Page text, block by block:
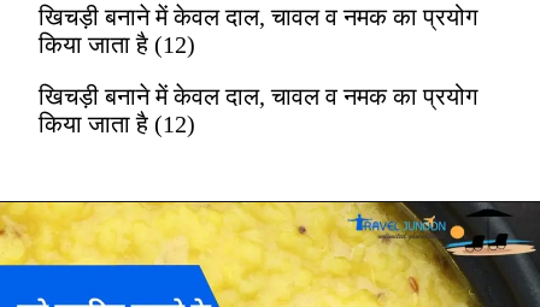
खिचड़ी बनाने में केवल दाल, चावल व नमक का प्रयोग
किया जाता है (12)
खिचड़ी बनाने में केवल दाल, चावल व नमक का प्रयोग
किया जाता है (12)